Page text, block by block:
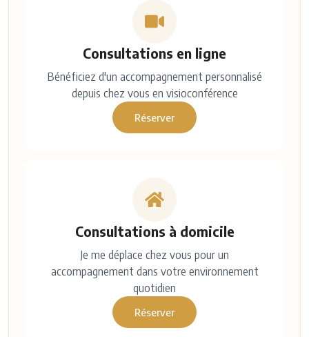
Consultations en ligne
Bénéficiez d'un accompagnement personnalisé
depuis chez vous en visioconférence
Réserver
Consultations à domicile
Je me déplace chez vous pour un
accompagnement dans votre environnement
quotidien
Réserver